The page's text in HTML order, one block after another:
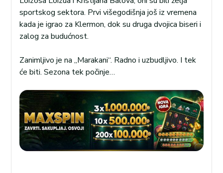
sportskog sektora. Prvi višegodišnja još iz vremena
kada je igrao za Klermon, dok su druga dvojica biseri i
zalog za budućnost.
Zanimljivo je na „Marakani“. Radno i uzbudljivo. I tek
će biti. Sezona tek počinje…